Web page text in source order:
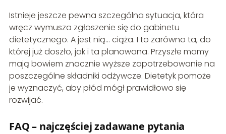
Istnieje jeszcze pewna szczególna sytuacja, która
wręcz wymusza zgłoszenie się do gabinetu
dietetycznego. A jest nią… ciąża. I to zarówno ta, do
której już doszło, jak i ta planowana. Przyszłe mamy
mają bowiem znacznie wyższe zapotrzebowanie na
poszczególne składniki odżywcze. Dietetyk pomoże
je wyznaczyć, aby płód mógł prawidłowo się
rozwijać.
FAQ – najczęściej zadawane pytania